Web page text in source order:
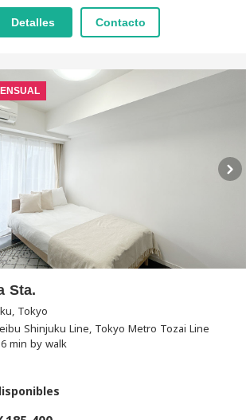
Detalles Contacto
Sta.
Tokyo
Shinjuku Line, Tokyo Metro Tozai Line
min by walk